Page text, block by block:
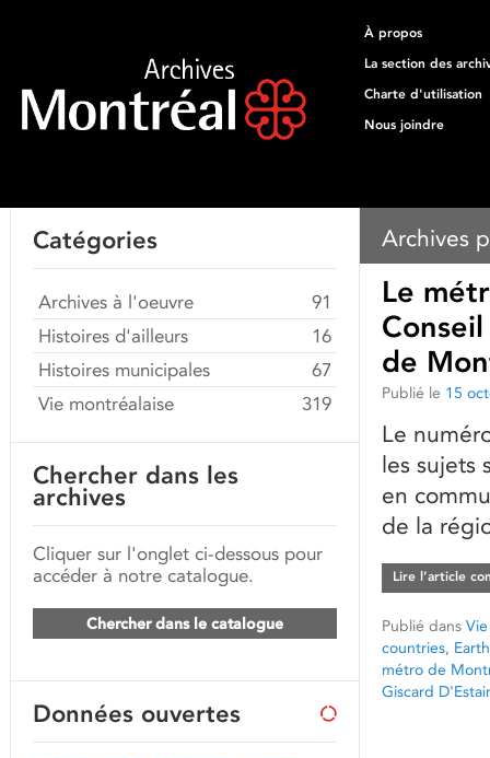
À propos
La section des
Charte d'utilisation
Nous joindre
Archives
Le
de
Publié le 15
Le
les sujets
en
de la
Lire l’article
Publié dans
countries,
métro de
Giscard
Catégories
Archives à l'oeuvre
91
Histoires d'ailleurs
16
Histoires municipales
67
Vie montréalaise
319
Chercher dans les
archives
Cliquer sur l'onglet ci-dessous pour
accéder à notre catalogue.
Chercher dans le catalogue
Données ouvertes